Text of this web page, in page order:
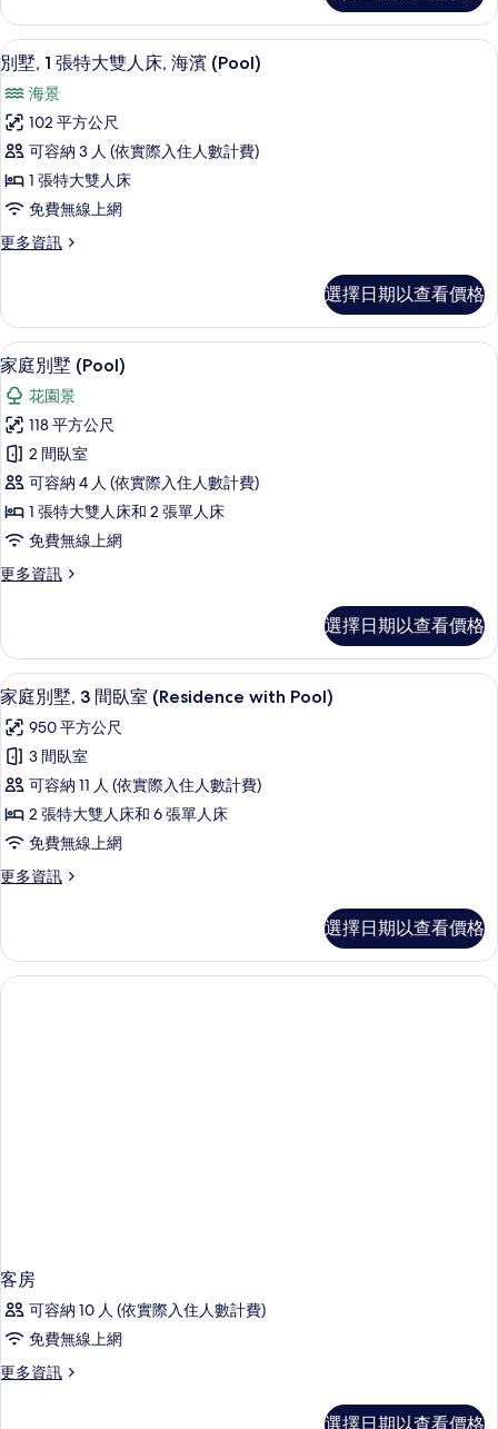
的
所
有
相
片
4
間
臥
室
(Residence,
Pool)
詳
情
顯
示
別
墅,
1
張
特
大
人
床,
海
濱
(Pool)
的
所
有
相
片
別墅, 1 張特大雙人床, 海濱 (Pool) | 海
5
別墅, 1 張特大雙人床, 海濱 (Pool)
海景
102 平方公尺
可容納 3 人 (依實際入住人數計費)
1 張特大雙人床
免費無線上網
更多資訊
更
1
張
特
大
雙
人
床,
海
濱
(Pool)
的
詳
選擇日期以查看價格
顯
示
家
庭
別
墅
(Pool)
的
所
相
片
家庭別墅 (Pool) | 低過敏寢具、迷你
6
家庭別墅 (Pool)
花園景
118 平方公尺
2 間臥室
可容納 4 人 (依實際入住人數計費)
1 張特大雙人床和 2 張單人床
免費無線上網
更多資訊
更
別
墅
(Pool)
的
詳
情
選擇日期以查看價格
顯
示
家
庭
別
墅,
間
室
(Residence
with
家庭別墅, 3 間臥室 (Residence with
5
家庭別墅, 3 間臥室 (Residence with Pool)
950 平方公尺
3 間臥室
可容納 11 人 (依實際入住人數計費)
2 張特大雙人床和 6 張單人床
免費無線上網
更多資訊
更
別
墅,
3
選擇日期以查看價格
客房
可容納 10 人 (依實際入住人數計費)
免費無線上網
更多資訊
更
選擇日期以查看價格